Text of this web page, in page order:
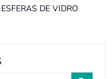
DE VIDRO